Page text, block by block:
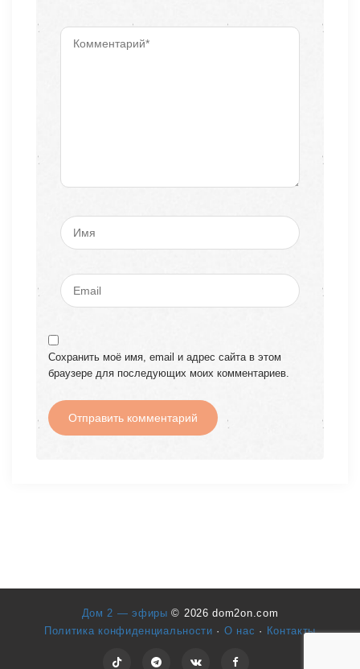
Сохранить моё имя, email и адрес сайта в этом
браузере для последующих моих комментариев.
Дом 2 — эфиры© 2026 dom2on.com
Политика конфиденциальности · О нас · Контакты